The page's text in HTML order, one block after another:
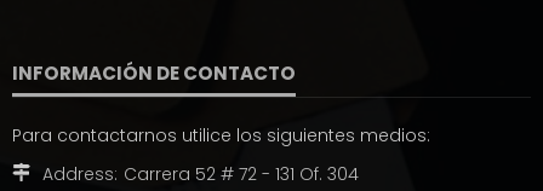
INFORMACIÓN DE CONTACTO
Para contactarnos utilice los siguientes medios:
Address: Carrera 52 # 72 - 131 Of. 304